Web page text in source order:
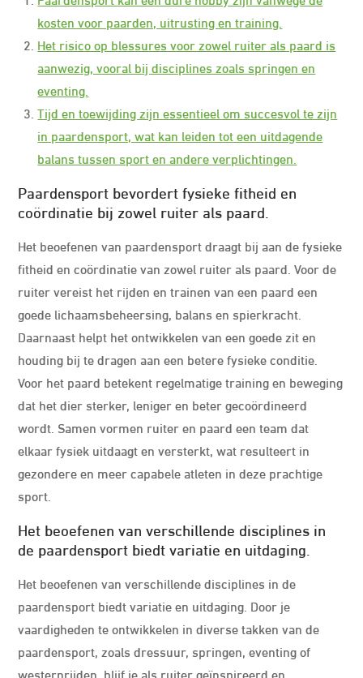
kosten voor paarden, uitrusting en training.
Het risico op blessures voor zowel ruiter als paard is
aanwezig, vooral bij disciplines zoals springen en
eventing.
Tijd en toewijding zijn essentieel om succesvol te zijn
in paardensport, wat kan leiden tot een uitdagende
balans tussen sport en andere verplichtingen.
Paardensport bevordert fysieke fitheid en
coördinatie bij zowel ruiter als paard.
Het beoefenen van paardensport draagt bij aan de fysieke
fitheid en coördinatie van zowel ruiter als paard. Voor de
ruiter vereist het rijden en trainen van een paard een
goede lichaamsbeheersing, balans en spierkracht.
Daarnaast helpt het ontwikkelen van een goede zit en
houding bij te dragen aan een betere fysieke conditie.
Voor het paard betekent regelmatige training en beweging
dat het dier sterker, leniger en beter gecoördineerd
wordt. Samen vormen ruiter en paard een team dat
elkaar fysiek uitdaagt en versterkt, wat resulteert in
gezondere en meer capabele atleten in deze prachtige
sport.
Het beoefenen van verschillende disciplines in
de paardensport biedt variatie en uitdaging.
Het beoefenen van verschillende disciplines in de
paardensport biedt variatie en uitdaging. Door je
vaardigheden te ontwikkelen in diverse takken van de
paardensport, zoals dressuur, springen, eventing of
westernrijden, blijf je als ruiter geïnspireerd en